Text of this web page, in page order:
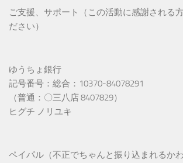
ご支援、サポート（この活動に感謝される
ださい）
ゆうちょ銀行
記号番号：総合：10370-84078291
（普通：〇三八店 8407829）
ヒグチ ノリユキ
ペイパル（不正でちゃんと振り込まれるか